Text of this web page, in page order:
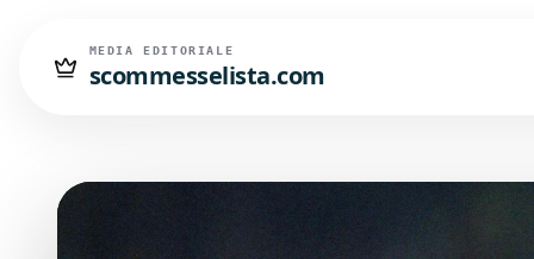
MEDIA EDITORIALE
scommesselista.com